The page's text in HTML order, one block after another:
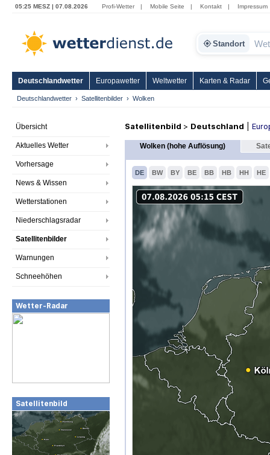
05:25 MESZ | 07.08.2026 Profi-Wetter | Mobile Seite | Kontakt | Impressum
Standort
Deutschlandwetter Europawetter Weltwetter Karten & Radar
Deutschlandwetter Satellitenbilder Wolken
Übersicht
Aktuelles Wetter
Vorhersage
News & Wissen
Wetterstationen
Niederschlagsradar
Satellitenbilder
Warnungen
Schneehöhen
Wetter-Radar
Satellitenbild
Satellitenbild > Deutschland
Wolken (hohe Auflösung)
DE BW BY BE BB HB HH HE